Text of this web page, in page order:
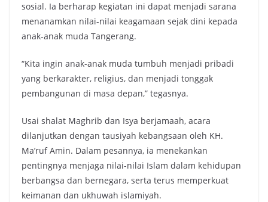
sosial. Ia berharap kegiatan ini dapat menjadi sarana
menanamkan nilai-nilai keagamaan sejak dini kepada
anak-anak muda Tangerang.
“Kita ingin anak-anak muda tumbuh menjadi pribadi
yang berkarakter, religius, dan menjadi tonggak
pembangunan di masa depan,” tegasnya.
Usai shalat Maghrib dan Isya berjamaah, acara
dilanjutkan dengan tausiyah kebangsaan oleh KH.
Ma’ruf Amin. Dalam pesannya, ia menekankan
pentingnya menjaga nilai-nilai Islam dalam kehidupan
berbangsa dan bernegara, serta terus memperkuat
keimanan dan ukhuwah islamiyah.